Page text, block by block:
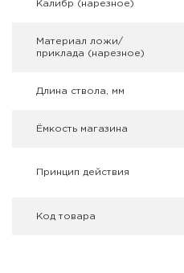
Дартс
Аксессуары
Комплекты
Калибр (нарезное)
Материал ложи/
приклада (нарезное)
Длина ствола, мм
Ёмкость магазина
Принцип действия
Код товара